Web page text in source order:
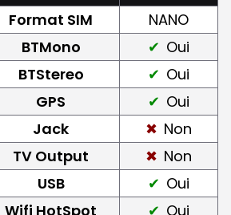
Format SIM
NANO
BTMono
Oui
BTStereo
Oui
GPS
Oui
Jack
Non
TV Output
Non
USB
Oui
Wifi HotSpot Oui